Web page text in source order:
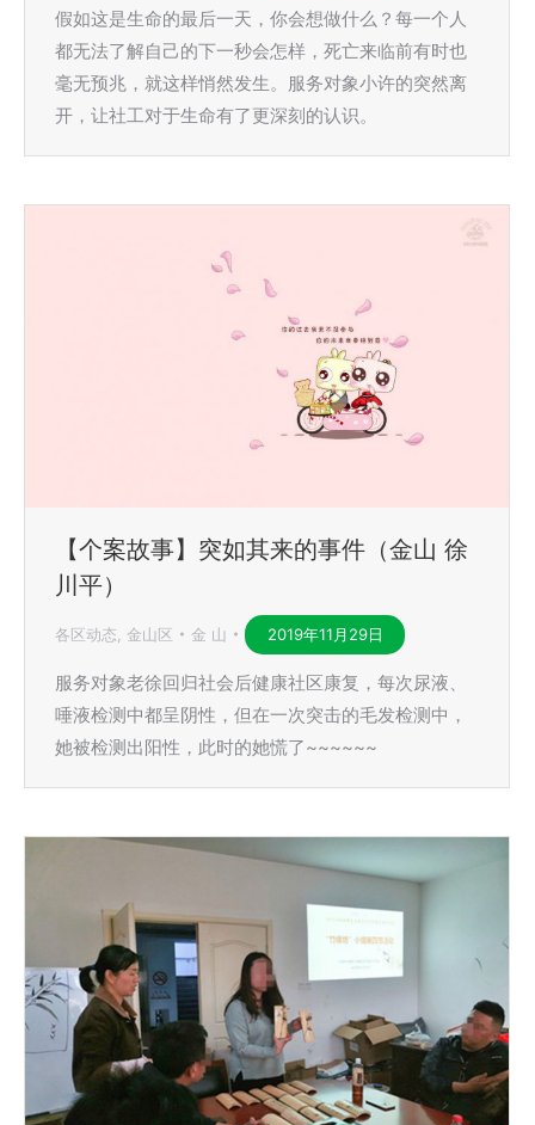
假如这是生命的最后一天，你会想做什么？每一个人
都无法了解自己的下一秒会怎样，死亡来临前有时也
毫无预兆，就这样悄然发生。服务对象小许的突然离
开，让社工对于生命有了更深刻的认识。
【个案故事】突如其来的事件（金山 徐
川平）
各区动态 金山区 金 山 2019年11月29日
服务对象老徐回归社会后健康社区康复，每次尿液、
唾液检测中都呈阴性，但在一次突击的毛发检测中，
她被检测出阳性，此时的她慌了~~~~~~